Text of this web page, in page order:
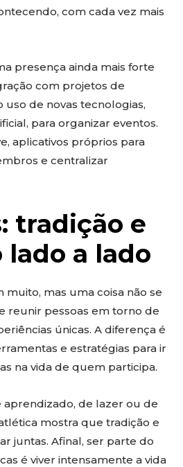
com cada vez mais
presença ainda mais forte
com projetos de
uso de novas tecnologias,
para organizar eventos.
aplicativos próprios para
e centralizar
tradição e
lado a lado
muito, mas uma coisa não se
reunir pessoas em torno de
únicas. A diferença é
e estratégias para ir
na vida de quem participa.
aprendizado, de lazer ou de
mostra que tradição e
juntas. Afinal, ser parte do
é viver intensamente a vida